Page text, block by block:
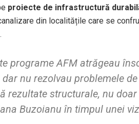
proiecte de infrastructură
din localitățile care se
programe AFM atrăgeau
nu rezolvau problemele
rezultate structurale, nu doar
Buzoianu în timpul unei